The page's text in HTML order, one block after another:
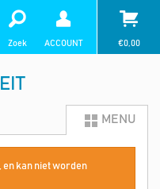
Zoek ACCOUNT €0,00
MENU
kan niet worden